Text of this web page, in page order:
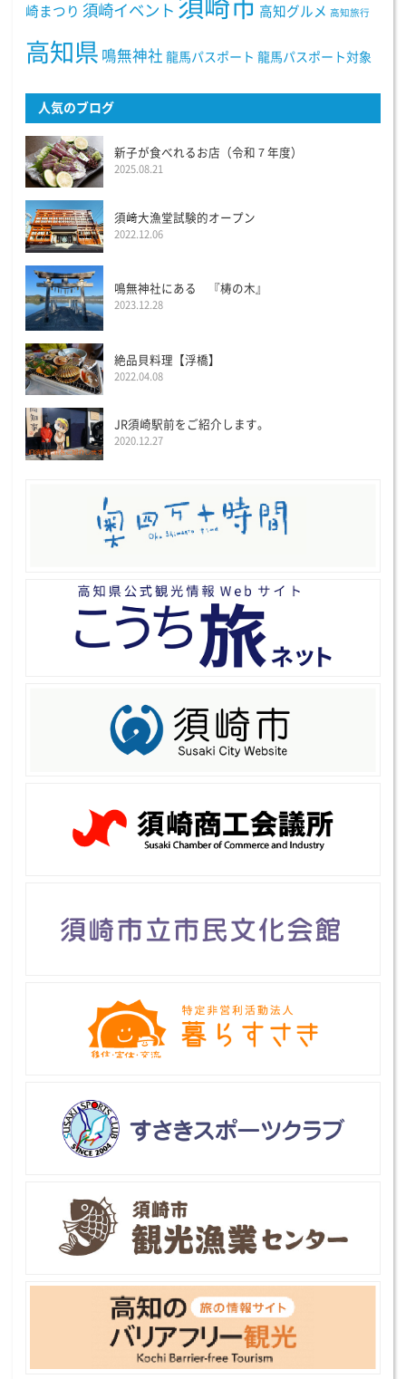
崎まつり 須崎イベント 須崎市 高知グルメ 高知旅行
高知県 鳴無神社 龍馬パスポート 龍馬パスポート対象
人気のブログ
新子が食べれるお店（令和７年度）
2025.08.21
須﨑大漁堂試験的オープン
2022.12.06
鳴無神社にある 『梼の木』
2023.12.28
絶品貝料理【浮橋】
2022.04.08
JR須崎駅前をご紹介します。
2020.12.27